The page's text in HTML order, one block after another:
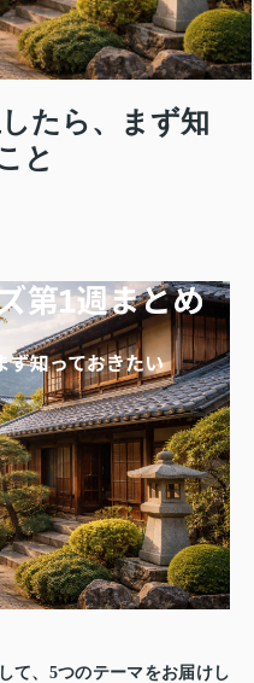
たら、まず知
と
て、5つのテーマをお届けし